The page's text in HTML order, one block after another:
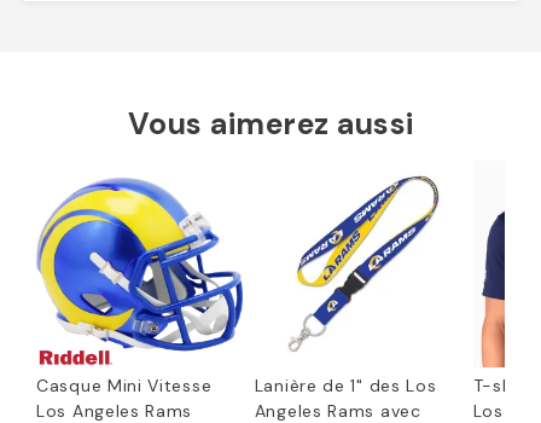
Vous aimerez aussi
Casque Mini Vitesse
Los Angeles Rams
Lanière de 1" des Los
Angeles Rams avec
T-shirt
Los